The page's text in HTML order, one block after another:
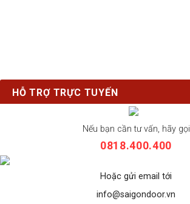
HỖ TRỢ TRỰC TUYẾN
Nếu bạn cần tư vấn, hãy gọi
0818.400.400
Hoặc gửi email tới
info@saigondoor.vn